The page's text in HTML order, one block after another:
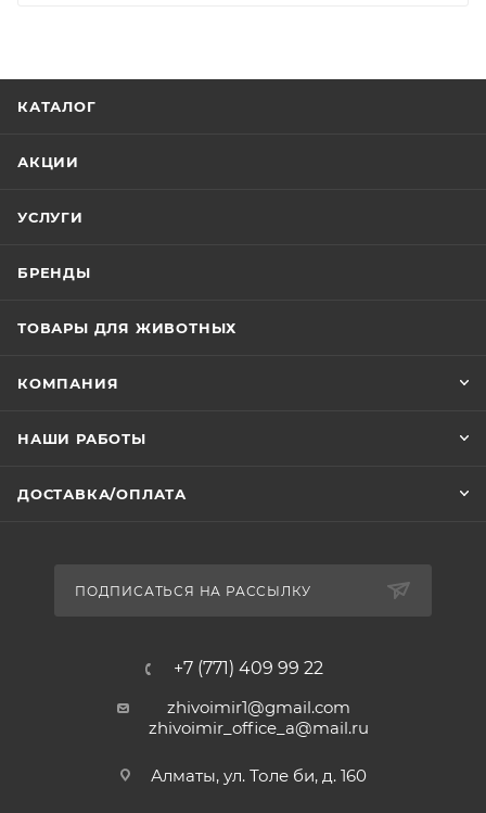
КАТАЛОГ
АКЦИИ
УСЛУГИ
БРЕНДЫ
ТОВАРЫ ДЛЯ ЖИВОТНЫХ
КОМПАНИЯ
НАШИ РАБОТЫ
ДОСТАВКА/ОПЛАТА
ПОДПИСАТЬСЯ НА РАССЫЛКУ
+7 (771) 409 99 22
zhivoimir1@gmail.com
zhivoimir_office_a@mail.ru
Алматы, ул. Толе би, д. 160